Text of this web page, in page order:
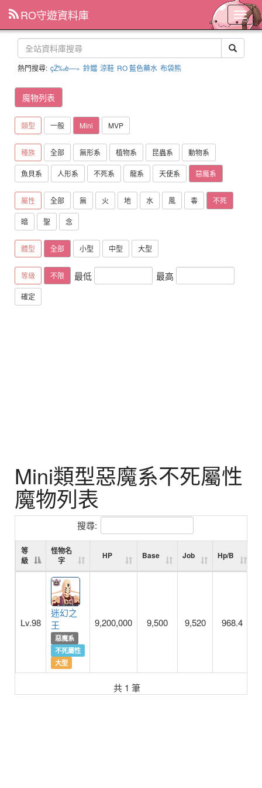
主
選
單
RO守遊資料庫
熱門搜尋: çŽ‰è—» 鈴鐺 涼鞋 RO 藍色藥水 布袋熊
魔物列表
類型 一般 Mini MVP
種族 全部 無形系 植物系 昆蟲系 動物系
魚貝系 人形系 不死系 龍系 天使系 惡魔系
屬性 全部 無 火 地 水 風 毒 不死
暗 聖 念
體型 全部 小型 中型 大型
等級 不限 最低 最高
確定
Mini類型惡魔系不死屬性
魔物列表
搜尋:
等
級
怪物名
字
HP Base Job Hp/B
Lv.98
迷幻之
王
惡魔系
不死屬性
大型
9,200,000 9,500 9,520 968.4
共 1 筆